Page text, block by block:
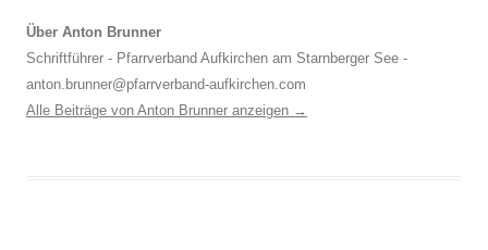
Über Anton Brunner
Schriftführer - Pfarrverband Aufkirchen am Starnberger See -
anton.brunner@pfarrverband-aufkirchen.com
Alle Beiträge von Anton Brunner anzeigen →